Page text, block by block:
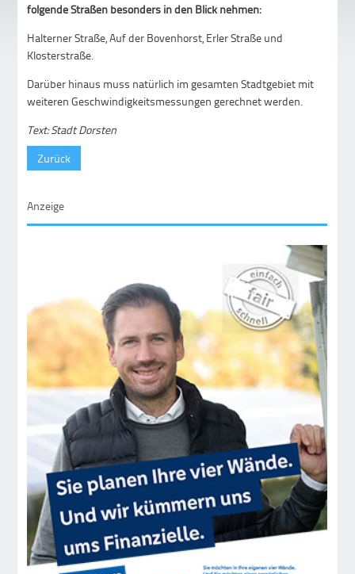
folgende Straßen besonders in den Blick nehmen:
Halterner Straße, Auf der Bovenhorst, Erler Straße und
Klosterstraße.
Darüber hinaus muss natürlich im gesamten Stadtgebiet mit
weiteren Geschwindigkeitsmessungen gerechnet werden.
Text: Stadt Dorsten
Zurück
Anzeige